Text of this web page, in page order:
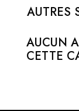
AUTRES
AUCUN
CETTE